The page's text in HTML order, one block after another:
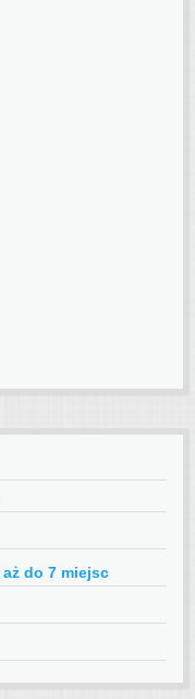
do 7 miejsc